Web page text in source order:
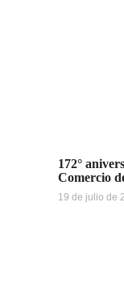
172°
Comercio
19 de julio de